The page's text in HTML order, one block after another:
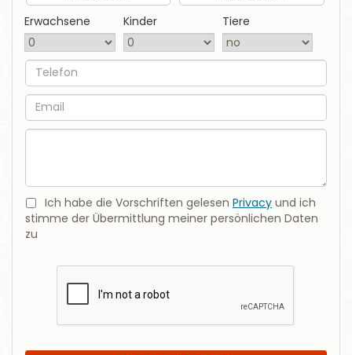
Erwachsene
Kinder Tiere
Telefon
EMail
Nachricht
Ich habe die Vorschriften gelesen Privacy und ich
stimme der Übermittlung meiner persönlichen Daten
zu